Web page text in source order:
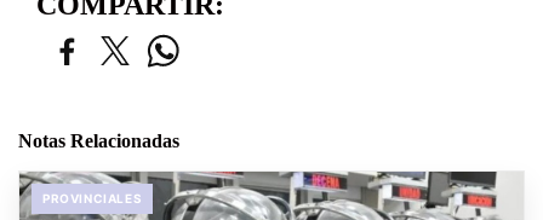
Notas Relacionadas
PROVINCIALES